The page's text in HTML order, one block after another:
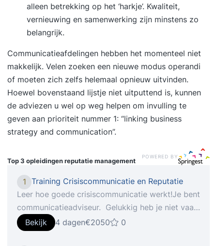
alleen betrekking op het ‘harkje’. Kwaliteit,
vernieuwing en samenwerking zijn minstens zo
belangrijk.
Communicatieafdelingen hebben het momenteel niet
makkelijk. Velen zoeken een nieuwe modus operandi
of moeten zich zelfs helemaal opnieuw uitvinden.
Hoewel bovenstaand lijstje niet uitputtend is, kunnen
de adviezen u wel op weg helpen om invulling te
geven aan prioriteit nummer 1: “linking business
strategy and communication”.
Top 3 opleidingenreputatie management
POWERED BY
1 Training Crisiscommunicatie en Reputatie
Leer hoe goede crisiscommunicatie werkt!Je bent
communicatieadviseur. Gelukkig heb je niet vaak
te maken met een crisis. Maar 1 ding weet je
zeker je krijgt een keer te maken met een crisis
Bekijk 4 dagen€2050 0